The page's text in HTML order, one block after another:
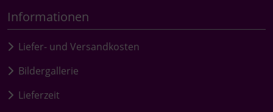
Informationen
Liefer- und Versandkosten
Bildergallerie
Lieferzeit